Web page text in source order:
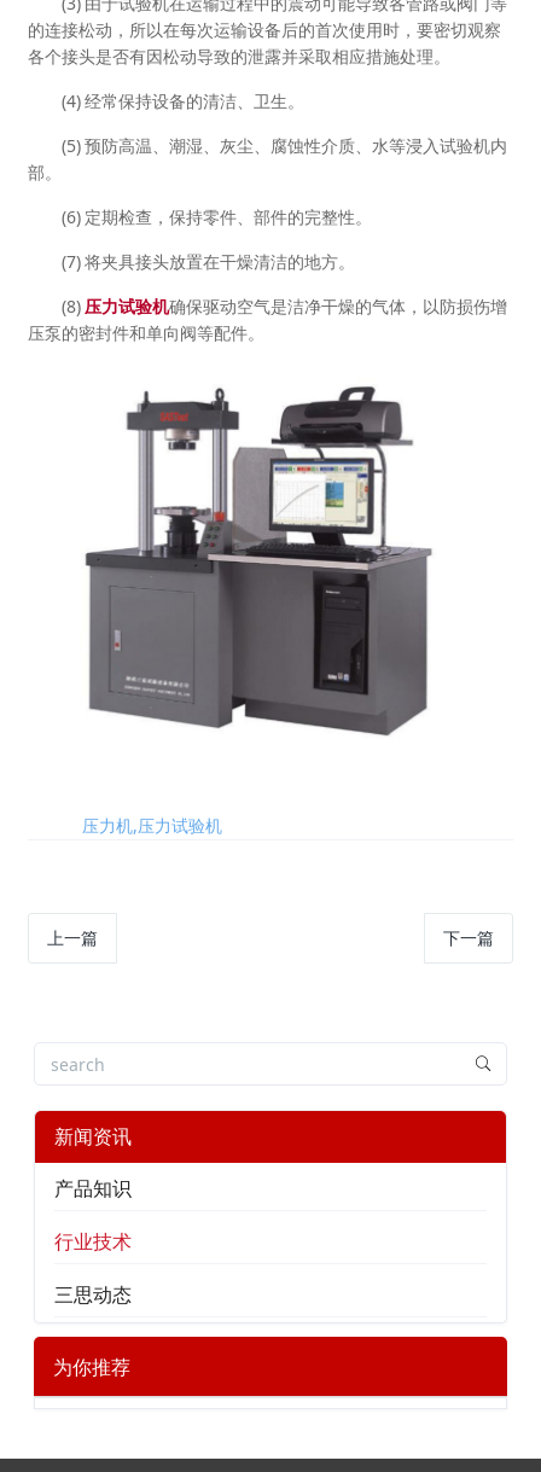
的连接松动，所以在每次运输设备后的首次使用时，要密切观察
各个接头是否有因松动导致的泄露并采取相应措施处理。
(4) 经常保持设备的清洁、卫生。
(5) 预防高温、潮湿、灰尘、腐蚀性介质、水等浸入试验机内
部。
(6) 定期检查，保持零件、部件的完整性。
(7) 将夹具接头放置在干燥清洁的地方。
(8)压力试验机确保驱动空气是洁净干燥的气体，以防损伤增
压泵的密封件和单向阀等配件。
压力机,压力试验机
上一篇 下一篇
新闻资讯
产品知识
行业技术
三思动态
为你推荐